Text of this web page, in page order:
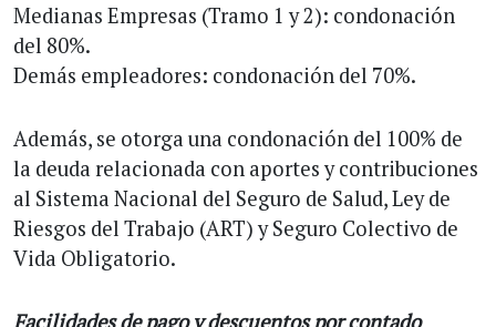
Medianas Empresas (Tramo 1 y 2): condonación
del 80%.
Demás empleadores: condonación del 70%.
Además, se otorga una condonación del 100% de
la deuda relacionada con aportes y contribuciones
al Sistema Nacional del Seguro de Salud, Ley de
Riesgos del Trabajo (ART) y Seguro Colectivo de
Vida Obligatorio.
Facilidades de pago y descuentos por contado